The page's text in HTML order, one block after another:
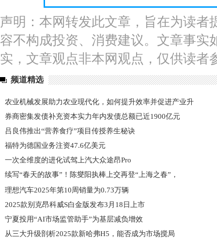
声明：本网转发此文章，旨在为读者
容不构成投资、消费建议。文章事实
实，文章观点非本网观点，仅供读者
频道精选
农业机械发展助力农业现代化，如何提升效率并促进产业升
券商密集发债补充资本实力年内发债总额已近1900亿元
吕良伟推出“营养食疗”项目传授养生秘诀
福特为德国业务注资47.6亿美元
一次全维度的进化试驾上汽大众途昂Pro
续写“春天的故事”！陈燮阳执棒上交再登“上海之春”，
理想汽车2025年第10周销量为0.73万辆
2025款别克昂科威S白金版发布3月18日上市
宁夏投用“AI市场监管助手”为基层减负增效
从三大升级剖析2025款新哈弗H5，能否成为市场搅局